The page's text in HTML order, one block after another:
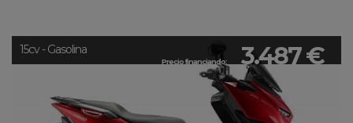
Precio financiando: 3.487 €
15cv - Gasolina